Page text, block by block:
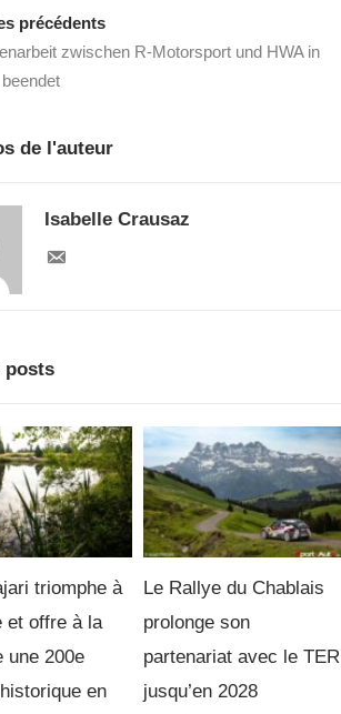
précédents
zwischen R-Motorsport und HWA in
de l'auteur
Isabelle Crausaz
posts
triomphe à
et offre à la
une 200e
en
Le Rallye du Chablais
prolonge son
partenariat avec le TER
jusqu’en 2028